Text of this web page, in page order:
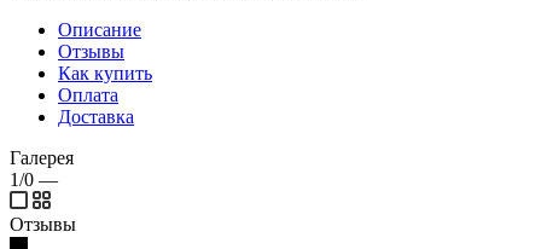
Описание
Отзывы
Как купить
Оплата
Доставка
Галерея
1/0 —
Отзывы